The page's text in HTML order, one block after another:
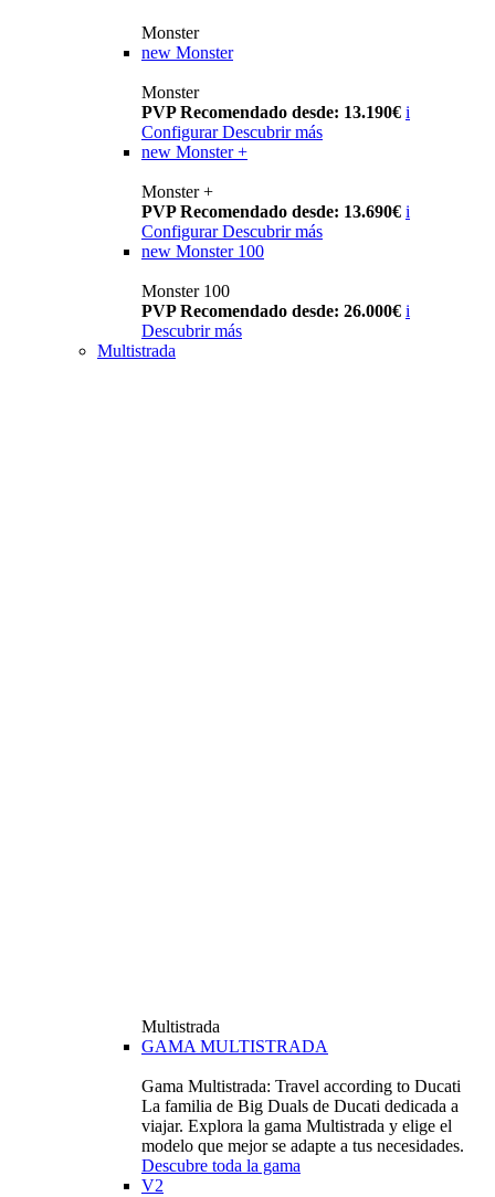
Monster
new Monster
Monster
PVP Recomendado desde: 13.190€ i
Configurar Descubrir más
new Monster +
Monster +
PVP Recomendado desde: 13.690€ i
Configurar Descubrir más
new Monster 100
Monster 100
PVP Recomendado desde: 26.000€ i
Descubrir más
Multistrada
Multistrada
GAMA MULTISTRADA
Gama Multistrada: Travel according to Ducati
La familia de Big Duals de Ducati dedicada a
viajar. Explora la gama Multistrada y elige el
modelo que mejor se adapte a tus necesidades.
Descubre toda la gama
V2